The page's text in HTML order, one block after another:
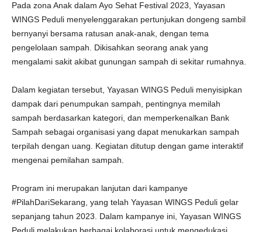
Pada zona Anak dalam Ayo Sehat Festival 2023, Yayasan
WINGS Peduli menyelenggarakan pertunjukan dongeng sambil
bernyanyi bersama ratusan anak-anak, dengan tema
pengelolaan sampah. Dikisahkan seorang anak yang
mengalami sakit akibat gunungan sampah di sekitar rumahnya.
Dalam kegiatan tersebut, Yayasan WINGS Peduli menyisipkan
dampak dari penumpukan sampah, pentingnya memilah
sampah berdasarkan kategori, dan memperkenalkan Bank
Sampah sebagai organisasi yang dapat menukarkan sampah
terpilah dengan uang. Kegiatan ditutup dengan game interaktif
mengenai pemilahan sampah.
Program ini merupakan lanjutan dari kampanye
#PilahDariSekarang, yang telah Yayasan WINGS Peduli gelar
sepanjang tahun 2023. Dalam kampanye ini, Yayasan WINGS